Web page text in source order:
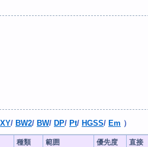
XY/ BW2/ BW/ DP/ Pt/ HGSS/ Em ）
種類 範囲 優先度
直接